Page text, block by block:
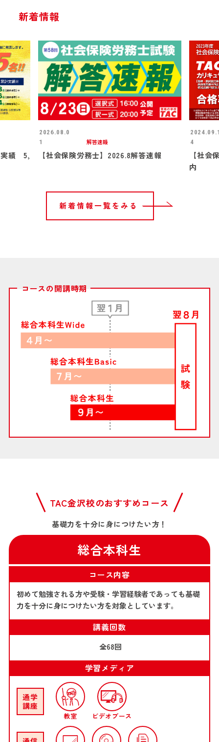
新着情報
実績 5,
2026.08.0
1
解答速報
【社会保険労務士】2026.8解答速報
4
【社会
内
新着情報一覧をみる
コースの開講時期
TAC金沢校のおすすめコース
基礎力を十分に身につけたい方！
総合本科生
コース内容
初めて勉強される方や受験・学習経験者であっても基礎
力を十分に身につけたい方を対象としています。
講義回数
全68回
学習メディア
通学
講座
教室 ビデオブース